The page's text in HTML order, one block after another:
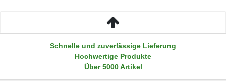
Schnelle und zuverlässige Lieferung
Hochwertige Produkte
Über 5000 Artikel